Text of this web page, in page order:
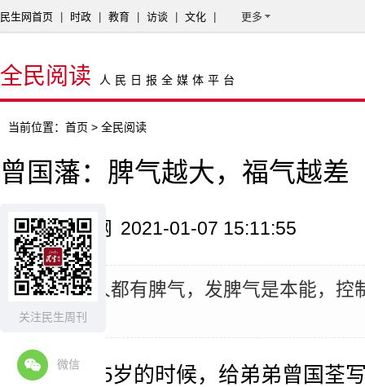
关注民生周刊
微信
民生网首页 时政 教育 访谈 文化 更多
全民阅读 人民日报全媒体平台
当前位置： 首页 > 全民阅读
曾国藩：脾气越大，福气越差
来源：民生网 2021-01-07 15:11:55
摘要：人人都有脾气，发脾气是本能，控
事。
曾国藩55岁的时候，给弟弟曾国荃